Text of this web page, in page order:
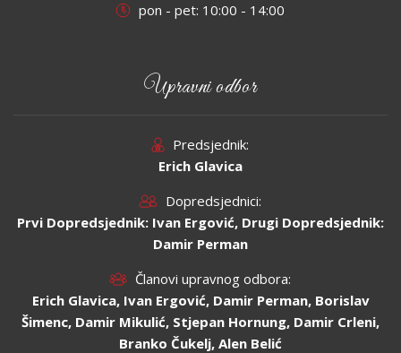
pon - pet: 10:00 - 14:00
Upravni odbor
Predsjednik:
Erich Glavica
Dopredsjednici:
Prvi Dopredsjednik: Ivan Ergović, Drugi Dopredsjednik:
Damir Perman
Članovi upravnog odbora:
Erich Glavica, Ivan Ergović, Damir Perman, Borislav
Šimenc, Damir Mikulić, Stjepan Hornung, Damir Crleni,
Branko Čukelj, Alen Belić